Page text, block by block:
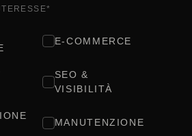
*
E-COMMERCE
SEO &
VISIBILITÀ
MANUTENZIONE